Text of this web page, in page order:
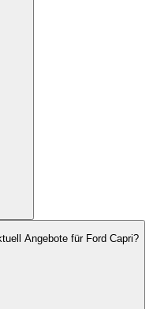
Angebote für Ford Capri?